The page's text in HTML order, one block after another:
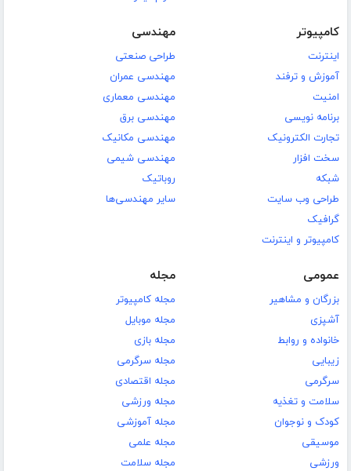
کامپیوتر
اینترنت
آموزش و ترفند
امنیت
برنامه نویسی
تجارت الکترونیک
سخت افزار
شبکه
طراحی وب سایت
گرافیک
کامپیوتر و اینترنت
مهندسی
طراحی صنعتی
مهندسی عمران
مهندسی معماری
مهندسی برق
مهندسی مکانیک
مهندسی شیمی
روباتیک
سایر مهندسی‌ها
عمومی
بزرگان و مشاهیر
آشپزی
خانواده و روابط
زیبایی
سرگرمی
سلامت و تغذیه
کودک و نوجوان
موسیقی
ورزشی
مجله
مجله کامپیوتر
مجله موبایل
مجله بازی
مجله سرگرمی
مجله اقتصادی
مجله ورزشی
مجله آموزشی
مجله علمی
مجله سلامت